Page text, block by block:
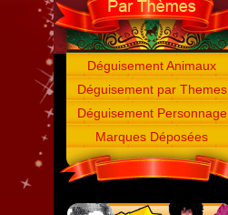
Déguisement Animaux
Déguisement par Themes
Déguisement Personnage
Marques Déposées